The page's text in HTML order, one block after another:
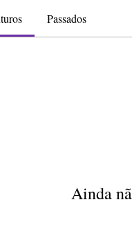
Passados
Ainda